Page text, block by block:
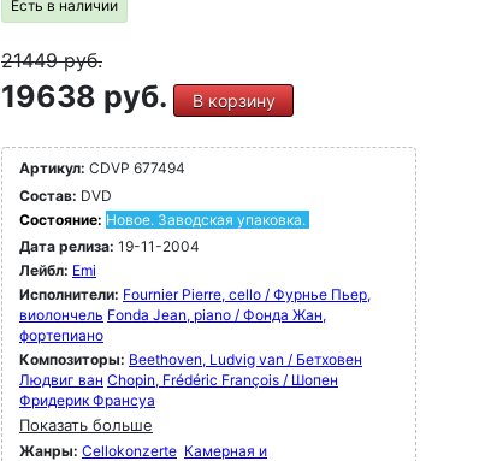
Есть в наличии
21449руб.
19638 руб. В корзину
Артикул: CDVP 677494
Состав: DVD
Состояние: Новое. Заводская упаковка.
Дата релиза: 19-11-2004
Лейбл: Emi
Исполнители: Fournier Pierre, cello / Фурнье Пьер,
виолончель Fonda Jean, piano / Фонда Жан,
фортепиано
Композиторы: Beethoven, Ludvig van / Бетховен
Людвиг ван Chopin, Frédéric François / Шопен
Фридерик Франсуа
Показать больше
Жанры: Cellokonzerte Камерная и